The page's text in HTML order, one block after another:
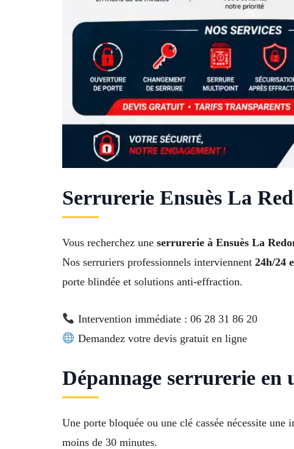
Serrurerie Ensuès La
Vous recherchez une serrurerie à Ensuès La
Nos serruriers professionnels interviennent 24h/24
porte blindée et solutions anti-effraction.
Intervention immédiate : 06 28 31 86 20
Demandez votre devis gratuit en ligne
Dépannage serrurerie en
Une porte bloquée ou une clé cassée nécessite
moins de 30 minutes.